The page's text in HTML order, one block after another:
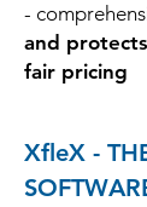
-
and
fair pricing
XfleX -